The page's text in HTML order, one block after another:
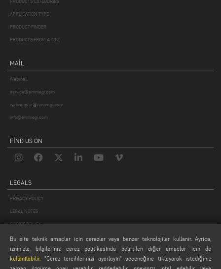
PRODUCTS CATEGORIES
APPLICATION TYPE
PRODUCT FINDER
PRODUCTS FROM A TO Z
MAIL
Webmail
service@emmegi.com
webmaster@emmegi.com
info@emmegi.com
FIND US ON
LEGALS
PRIVACY POLICY
LEGAL NOTES
COOKIE POLICY
GENERAL TERMS AND CONDITIONS OF SALE
GENEL DAĞITIM KOŞULLARI
ÇEREZ AYARLARI
Bu site teknik amaçlar için çerezler veya benzer teknolojiler kullanır. Ayrıca,
izninizle, bilgileriniz çerez politikasında belirtilen diğer amaçlar için de
kullanılabilir. "Çerez tercihlerinizi ayarlayın" seçeneğine tıklayarak istediğiniz